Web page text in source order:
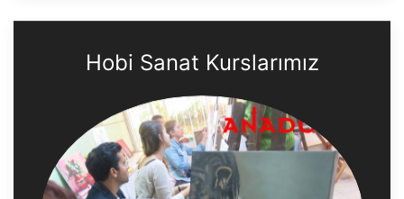
Hobi Sanat Kurslarımız